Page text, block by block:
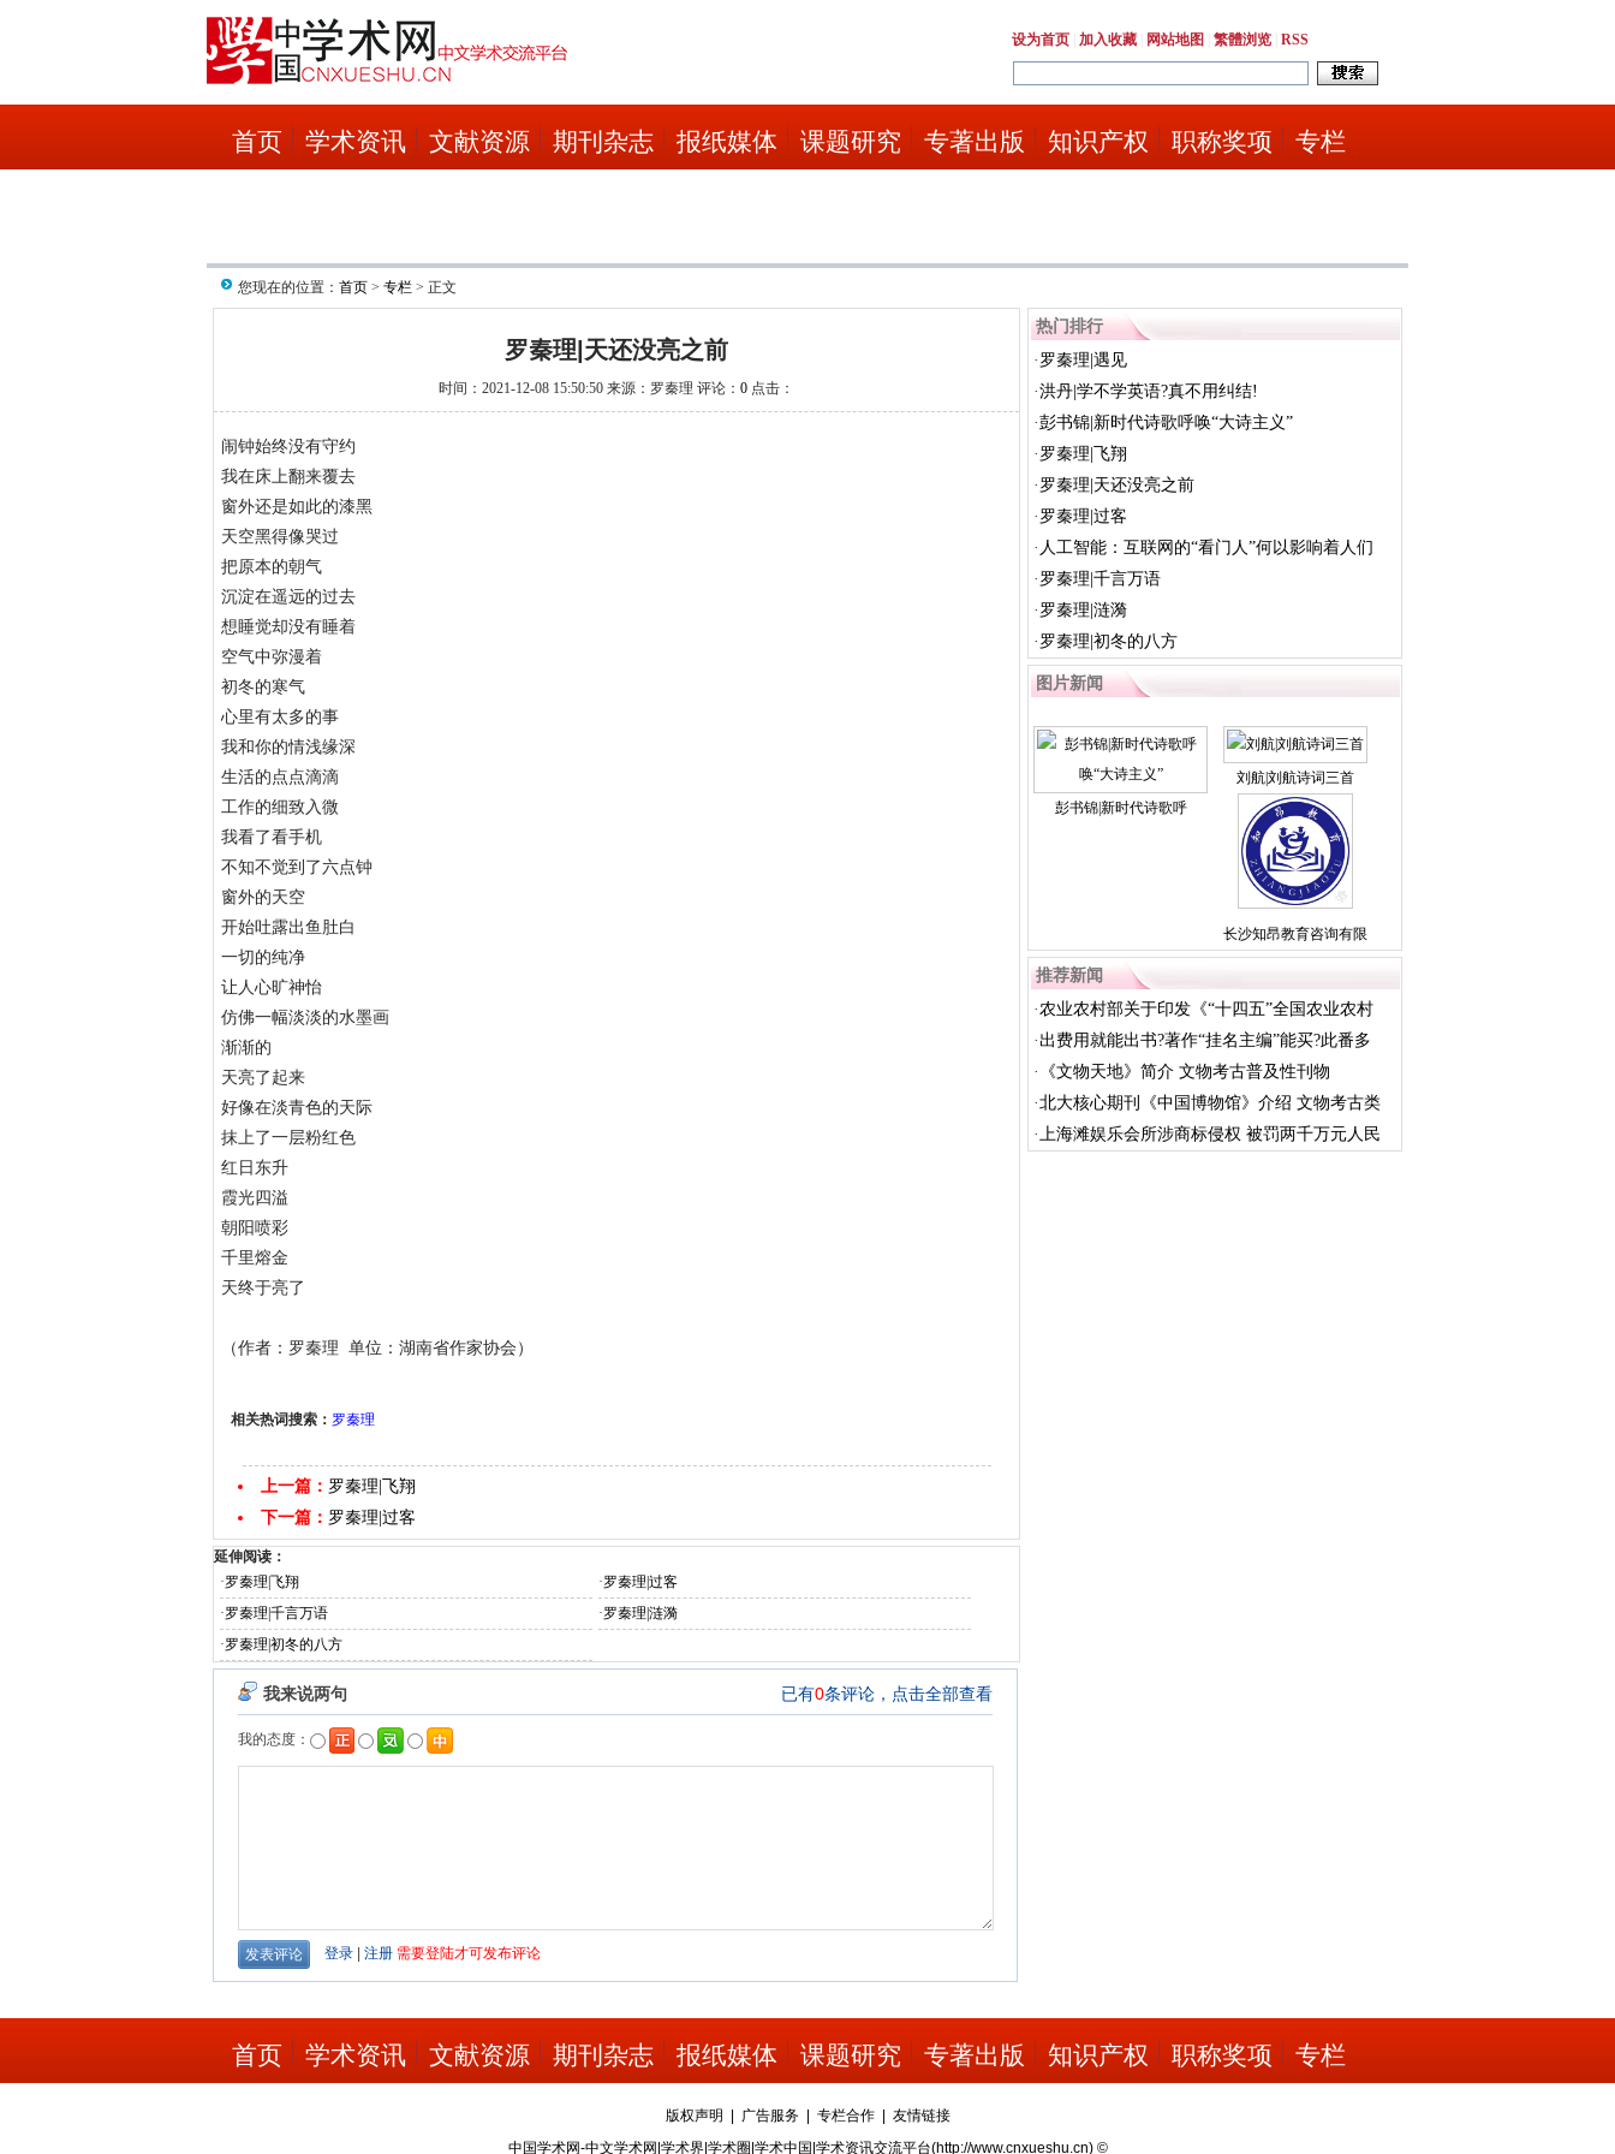
设为首页 加入收藏 网站地图 繁體浏览 RSS
首页 学术资讯 文献资源 期刊杂志 报纸媒体 课题研究 专著出版 知识产权 职称奖项 专栏
您现在的位置： 首页 > 专栏 > 正文
罗秦理|天还没亮之前
时间：2021-12-08 15:50:50 来源：罗秦理 评论： 0 点击：
闹钟始终没有守约
我在床上翻来覆去
窗外还是如此的漆黑
天空黑得像哭过
把原本的朝气
沉淀在遥远的过去
想睡觉却没有睡着
空气中弥漫着
初冬的寒气
心里有太多的事
我和你的情浅缘深
生活的点点滴滴
工作的细致入微
我看了看手机
不知不觉到了六点钟
窗外的天空
开始吐露出鱼肚白
一切的纯净
让人心旷神怡
仿佛一幅淡淡的水墨画
渐渐的
天亮了起来
好像在淡青色的天际
抹上了一层粉红色
红日东升
霞光四溢
朝阳喷彩
千里熔金
天终于亮了
（作者：罗秦理 单位：湖南省作家协会）
相关热词搜索： 罗秦理
上一篇： 罗秦理|飞翔
下一篇： 罗秦理|过客
延伸阅读：
·罗秦理|飞翔 ·罗秦理|过客
·罗秦理|千言万语 ·罗秦理|涟漪
·罗秦理|初冬的八方
热门排行
· 罗秦理|遇见
·洪丹|学不学英语?真不用纠结!
·彭书锦|新时代诗歌呼唤“大诗主义”
· 罗秦理|飞翔
· 罗秦理|天还没亮之前
· 罗秦理|过客
· 人工智能：互联网的“看门人”何以影响着人们
的...
· 罗秦理|千言万语
· 罗秦理|涟漪
· 罗秦理|初冬的八方
图片新闻
彭书锦|新时代诗歌呼
刘航|刘航诗词三首
长沙知昂教育咨询有限
推荐新闻
·农业农村部关于印发《“十四五”全国农业农村
信...
·出费用就能出书?著作“挂名主编”能买?此番多
为...
·
《文物天地》简介 文物考古普及性刊物
·北大核心期刊《中国博物馆》介绍 文物考古类
刊物
·上海滩娱乐会所涉商标侵权 被罚两千万元人民
首页 学术资讯 文献资源 期刊杂志 报纸媒体 课题研究 专著出版 知识产权 职称奖项 专栏
版权声明 广告服务 专栏合作
友情链接
中国学术网-中文学术网|学术界|学术圈|学术中国|学术资讯交流平台(http://www.cnxueshu.cn) ©